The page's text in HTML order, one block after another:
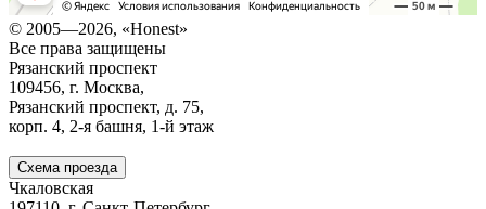
© 2005—2026, «Honest»
Все права защищены
Рязанский проспект
109456, г. Москва,
Рязанский проспект, д. 75,
корп. 4, 2-я башня, 1-й этаж
Схема проезда
Чкаловская